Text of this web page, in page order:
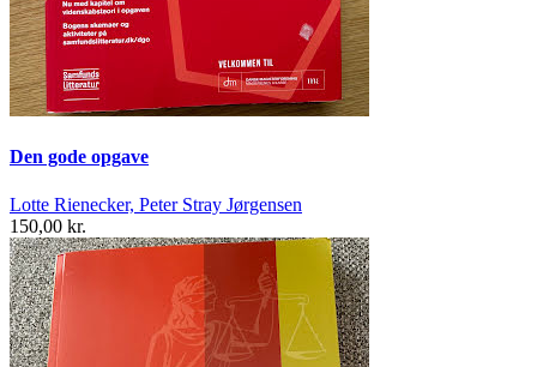
Den gode opgave
Lotte Rienecker, Peter Stray Jørgensen
150,00 kr.